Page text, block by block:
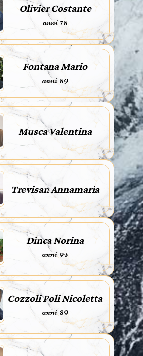
Olivier Costante
anni 78
Fontana Mario
anni 89
Musca Valentina
Trevisan Annamaria
Dinca Norina
anni 94
Cozzoli Poli Nicoletta
anni 89